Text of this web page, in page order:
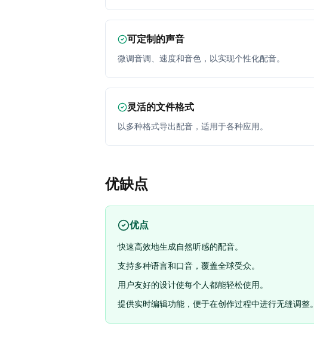
可定制的声音
微调音调、速度和音色，以实现个性化配音。
灵活的文件格式
以多种格式导出配音，适用于各种应用。
优缺点
优点
快速高效地生成自然听感的配音。
支持多种语言和口音，覆盖全球受众。
用户友好的设计使每个人都能轻松使用。
提供实时编辑功能，便于在创作过程中进行无缝调整。